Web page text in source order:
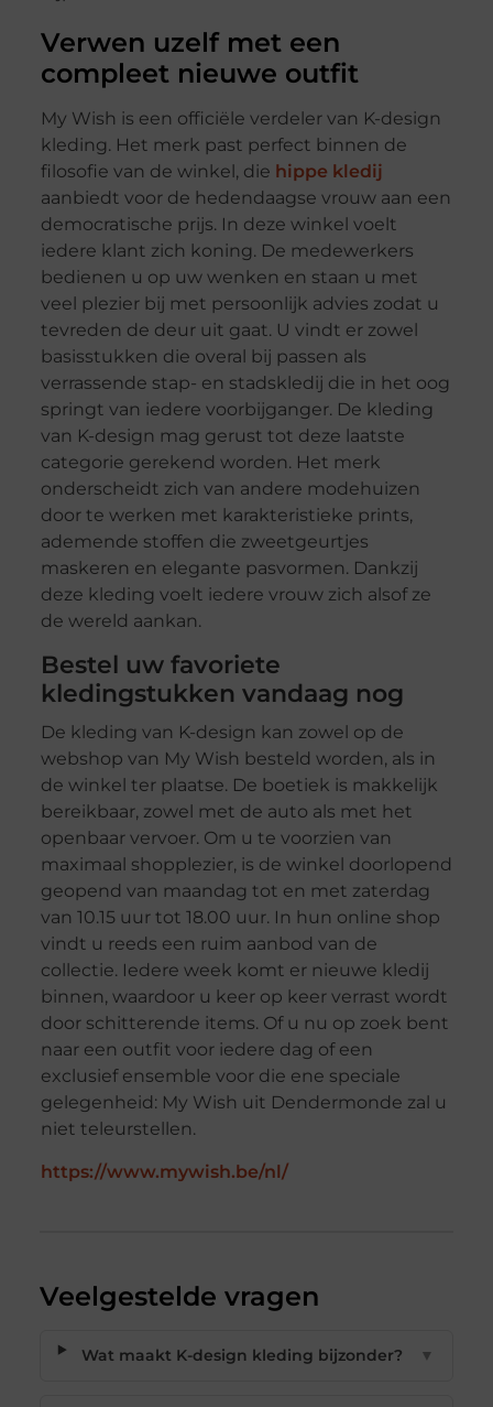
Verwen uzelf met een
compleet nieuwe outfit
My Wish is een officiële verdeler van K-design
kleding. Het merk past perfect binnen de
filosofie van de winkel, die hippe kledij
aanbiedt voor de hedendaagse vrouw aan een
democratische prijs. In deze winkel voelt
iedere klant zich koning. De medewerkers
bedienen u op uw wenken en staan u met
veel plezier bij met persoonlijk advies zodat u
tevreden de deur uit gaat. U vindt er zowel
basisstukken die overal bij passen als
verrassende stap- en stadskledij die in het oog
springt van iedere voorbijganger. De kleding
van K-design mag gerust tot deze laatste
categorie gerekend worden. Het merk
onderscheidt zich van andere modehuizen
door te werken met karakteristieke prints,
ademende stoffen die zweetgeurtjes
maskeren en elegante pasvormen. Dankzij
deze kleding voelt iedere vrouw zich alsof ze
de wereld aankan.
Bestel uw favoriete
kledingstukken vandaag nog
De kleding van K-design kan zowel op de
webshop van My Wish besteld worden, als in
de winkel ter plaatse. De boetiek is makkelijk
bereikbaar, zowel met de auto als met het
openbaar vervoer. Om u te voorzien van
maximaal shopplezier, is de winkel doorlopend
geopend van maandag tot en met zaterdag
van 10.15 uur tot 18.00 uur. In hun online shop
vindt u reeds een ruim aanbod van de
collectie. Iedere week komt er nieuwe kledij
binnen, waardoor u keer op keer verrast wordt
door schitterende items. Of u nu op zoek bent
naar een outfit voor iedere dag of een
exclusief ensemble voor die ene speciale
gelegenheid: My Wish uit Dendermonde zal u
niet teleurstellen.
https://www.mywish.be/nl/
Veelgestelde vragen
Wat maakt K-design kleding bijzonder? ▼